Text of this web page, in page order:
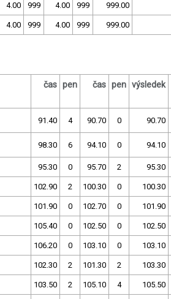
4.00 999 4.00 999 999.00
4.00 999 4.00 999 999.00
čas pen čas pen výsledek
91.40 4 90.70 0 90.70
98.30 6 94.10 0 94.10
95.30 0 95.70 2 95.30
102.90 2 100.30 0 100.30
101.90 0 102.70 0 101.90
105.40 0 102.50 0 102.50
106.20 0 103.10 0 103.10
102.30 2 101.30 2 103.30
103.50 2 105.10 4 105.50